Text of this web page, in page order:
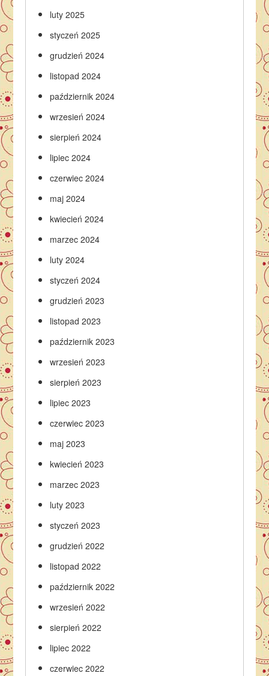
luty 2025
styczeń 2025
grudzień 2024
listopad 2024
październik 2024
wrzesień 2024
sierpień 2024
lipiec 2024
czerwiec 2024
maj 2024
kwiecień 2024
marzec 2024
luty 2024
styczeń 2024
grudzień 2023
listopad 2023
październik 2023
wrzesień 2023
sierpień 2023
lipiec 2023
czerwiec 2023
maj 2023
kwiecień 2023
marzec 2023
luty 2023
styczeń 2023
grudzień 2022
listopad 2022
październik 2022
wrzesień 2022
sierpień 2022
lipiec 2022
czerwiec 2022